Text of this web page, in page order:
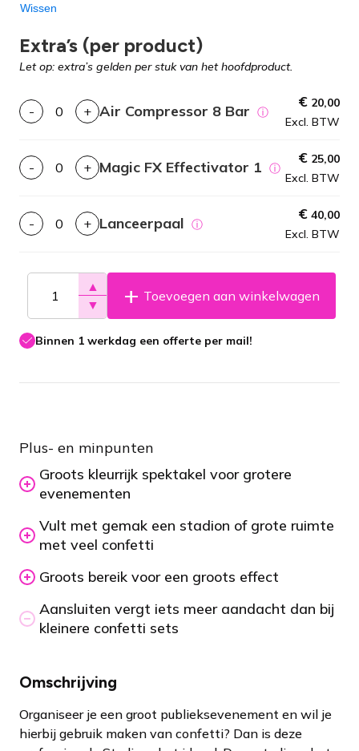
Wissen
Extra’s (per product)
Let op: extra’s gelden per stuk van het hoofdproduct.
- + Air Compressor 8 Bar ⓘ
€ 20,00
Excl. BTW
- + Magic FX Effectivator 1 ⓘ
€ 25,00
Excl. BTW
- + Lanceerpaal ⓘ
€ 40,00
Excl. BTW
▲
▼
Toevoegen aan winkelwagen
Binnen 1 werkdag een offerte per mail!
Plus- en minpunten
Groots kleurrijk spektakel voor grotere
evenementen
Vult met gemak een stadion of grote ruimte
met veel confetti
Groots bereik voor een groots effect
Aansluiten vergt iets meer aandacht dan bij
kleinere confetti sets
Omschrijving
Organiseer je een groot publieksevenement en wil je
hierbij gebruik maken van confetti? Dan is deze